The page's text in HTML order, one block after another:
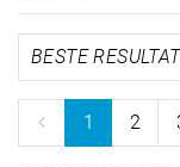
1 2